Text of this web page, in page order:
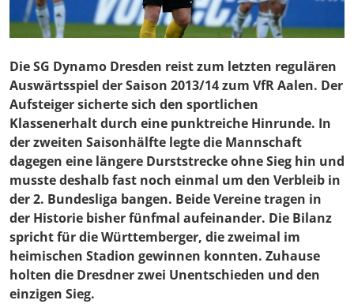
Die SG Dynamo Dresden reist zum letzten regulären
Auswärtsspiel der Saison 2013/14 zum VfR Aalen. Der
Aufsteiger sicherte sich den sportlichen
Klassenerhalt durch eine punktreiche Hinrunde. In
der zweiten Saisonhälfte legte die Mannschaft
dagegen eine längere Durststrecke ohne Sieg hin und
musste deshalb fast noch einmal um den Verbleib in
der 2. Bundesliga bangen. Beide Vereine tragen in
der Historie bisher fünfmal aufeinander. Die Bilanz
spricht für die Württemberger, die zweimal im
heimischen Stadion gewinnen konnten. Zuhause
holten die Dresdner zwei Unentschieden und den
einzigen Sieg.